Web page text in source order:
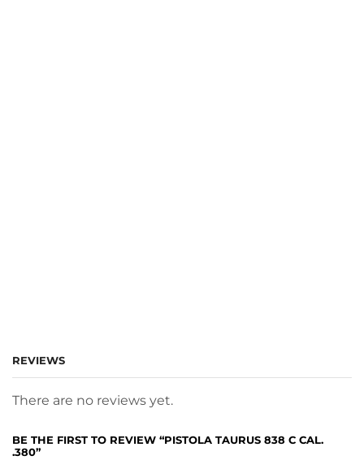
REVIEWS
There are no reviews yet.
BE THE FIRST TO REVIEW “PISTOLA TAURUS 838 C CAL.
.380”